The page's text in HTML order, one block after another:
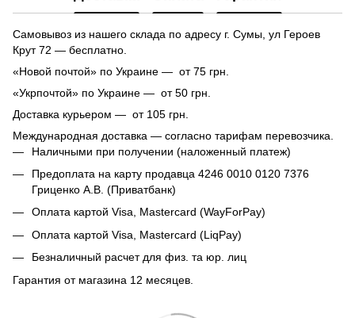
Самовывоз из нашего склада по адресу г. Сумы, ул Героев
Крут 72 — бесплатно.
«Новой почтой» по Украине — от 75 грн.
«Укрпочтой» по Украине — от 50 грн.
Доставка курьером — от 105 грн.
Международная доставка — согласно тарифам перевозчика.
Наличными при получении (наложенный платеж)
Предоплата на карту продавца 4246 0010 0120 7376
Гриценко А.В. (Приватбанк)
Оплата картой Visa, Mastercard (WayForPay)
Оплата картой Visa, Mastercard (LiqPay)
Безналичный расчет для физ. та юр. лиц
Гарантия от магазина 12 месяцев.